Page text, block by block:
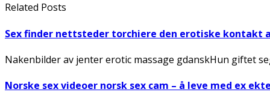
Related Posts
Sex finder nettsteder torchiere den erotiske kontakt
Nakenbilder av jenter erotic massage gdanskHun giftet
Norske sex videoer norsk sex cam – å leve med ex